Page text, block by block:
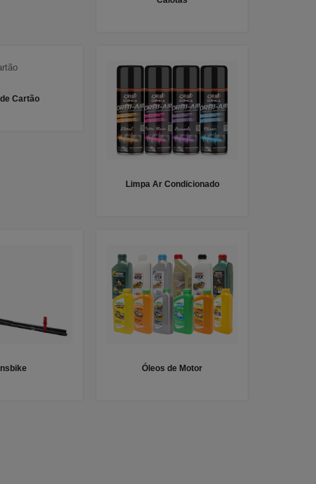
Cartão
Limpa Ar Condicionado
Óleos de Motor